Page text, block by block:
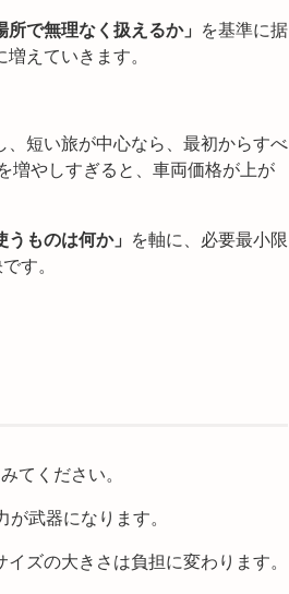
所で無理なく扱えるか」
を基準に据
えていきます。
短い旅が中心なら、最初からすべ
増やしすぎると、車両価格が上が
うものは何か」
を軸に、必要最小限
す。
てください。
が武器になります。
ズの大きさは負担に変わります。